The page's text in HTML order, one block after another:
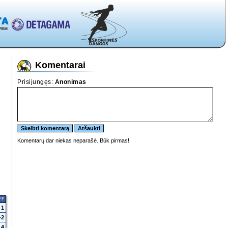
1
2
Komentarai